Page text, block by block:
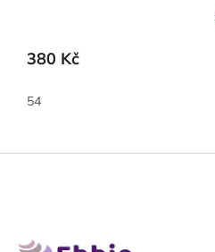
produktu
je
z
380 Kč
54
Z